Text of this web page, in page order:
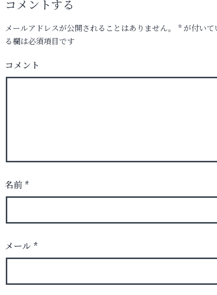
コメントする
メールアドレスが公開されることはありません。 *が付いて
る欄は必須項目です
コメント
名前 *
メール *